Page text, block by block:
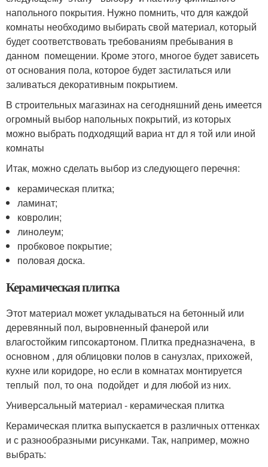
напольного покрытия. Нужно помнить, что для каждой
комнаты необходимо выбирать свой материал, который
будет соответствовать требованиям пребывания в
данном помещении. Кроме этого, многое будет зависеть
от основания пола, которое будет застилаться или
заливаться декоративным покрытием.
В строительных магазинах на сегодняшний день имеется
огромный выбор напольных покрытий, из которых
можно выбрать подходящий вариа нт дл я той или иной
комнаты
Итак, можно сделать выбор из следующего перечня:
керамическая плитка;
ламинат;
ковролин;
линолеум;
пробковое покрытие;
половая доска.
Керамическая плитка
Этот материал может укладываться на бетонный или
деревянный пол, выровненный фанерой или
влагостойким гипсокартоном. Плитка предназначена, в
основном , для облицовки полов в санузлах, прихожей,
кухне или коридоре, но если в комнатах монтируется
теплый пол, то она подойдет и для любой из них.
Универсальный материал - керамическая плитка
Керамическая плитка выпускается в различных оттенках
и с разнообразными рисунками. Так, например, можно
выбрать: